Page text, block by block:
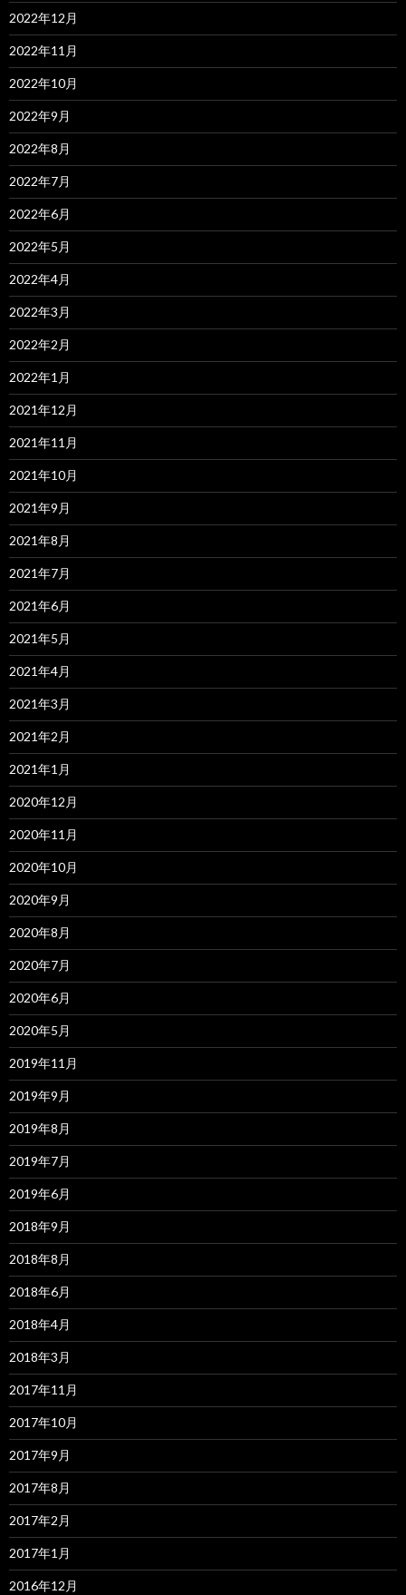
2022年12月
2022年11月
2022年10月
2022年9月
2022年8月
2022年7月
2022年6月
2022年5月
2022年4月
2022年3月
2022年2月
2022年1月
2021年12月
2021年11月
2021年10月
2021年9月
2021年8月
2021年7月
2021年6月
2021年5月
2021年4月
2021年3月
2021年2月
2021年1月
2020年12月
2020年11月
2020年10月
2020年9月
2020年8月
2020年7月
2020年6月
2020年5月
2019年11月
2019年9月
2019年8月
2019年7月
2019年6月
2018年9月
2018年8月
2018年6月
2018年4月
2018年3月
2017年11月
2017年10月
2017年9月
2017年8月
2017年2月
2017年1月
2016年12月